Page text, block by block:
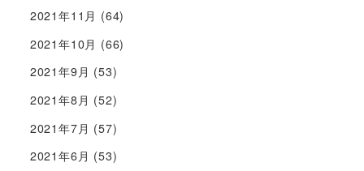
2021年11月 (64)
2021年10月 (66)
2021年9月 (53)
2021年8月 (52)
2021年7月 (57)
2021年6月 (53)